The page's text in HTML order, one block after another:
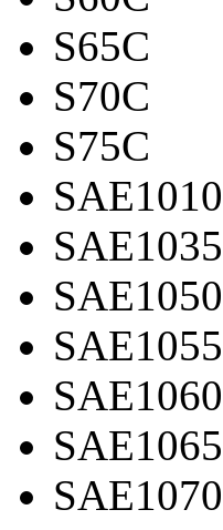
S65C
S70C
S75C
SAE1010
SAE1035
SAE1050
SAE1055
SAE1060
SAE1065
SAE1070